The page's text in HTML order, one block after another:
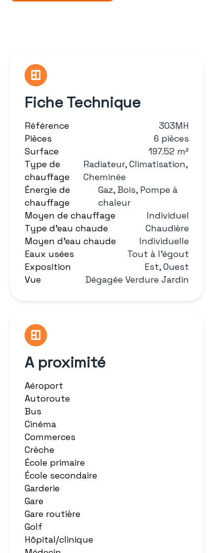
Fiche Technique
Référence
303MH
Pièces
6 pièces
Surface
197.52 m²
Type de
chauffage
Radiateur, Climatisation,
Cheminée
Énergie de
chauffage
Gaz, Bois, Pompe à
chaleur
Moyen de chauffage
Individuel
Type d'eau chaude
Chaudière
Moyen d'eau chaude
Individuelle
Eaux usées
Tout à l'égout
Exposition
Est, Ouest
Vue
Dégagée Verdure Jardin
A proximité
Aéroport
Autoroute
Bus
Cinéma
Commerces
Crèche
École primaire
École secondaire
Garderie
Gare
Gare routière
Golf
Hôpital/clinique